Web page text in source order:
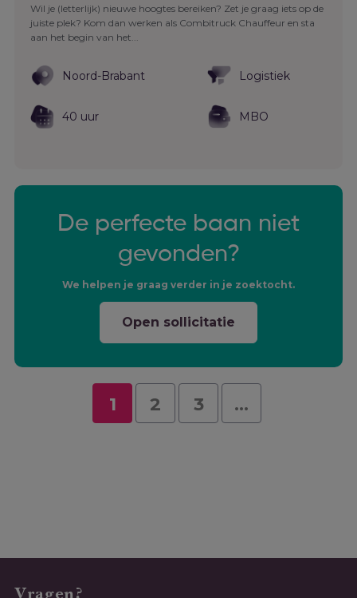
Wil je (letterlijk) nieuwe hoogtes bereiken? Zet je graag iets op de
juiste plek? Kom dan werken als Combitruck Chauffeur en sta
aan het begin van het...
Noord-Brabant Logistiek
40 uur MBO
De perfecte baan niet
gevonden?
We helpen je graag verder in je zoektocht.
Open sollicitatie
1 2 3 ...